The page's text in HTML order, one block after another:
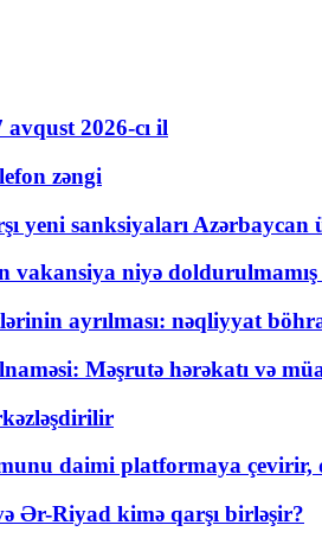
avqust 2026-cı il
zəngi
yeni sanksiyaları
vakansiya niyə doldurulmamış
ayrılması: nəqliyyat
Məşrutə hərəkatı və
daimi platformaya
Ər-Riyad kimə qarşı birləşir?